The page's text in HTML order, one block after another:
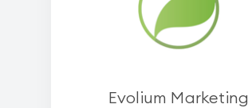
Evolium Marketing